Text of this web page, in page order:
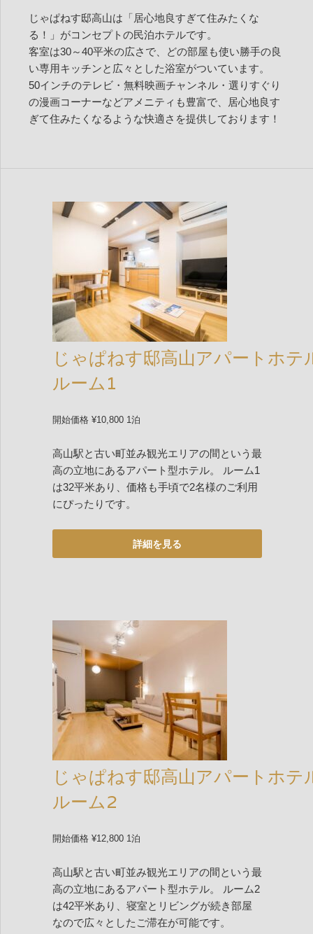
じゃぱねす邸高山は「居心地良すぎて住みたくな
る！」がコンセプトの民泊ホテルです。
客室は30～40平米の広さで、どの部屋も使い勝手の良
い専用キッチンと広々とした浴室がついています。
50インチのテレビ・無料映画チャンネル・選りすぐり
の漫画コーナーなどアメニティも豊富で、居心地良す
ぎて住みたくなるような快適さを提供しております！
じゃぱねす邸高山アパートホテ
ルーム1
開始価格 ¥10,800 1泊
高山駅と古い町並み観光エリアの間という最
高の立地にあるアパート型ホテル。 ルーム1
は32平米あり、価格も手頃で2名様のご利用
にぴったりです。
じゃぱねす邸高山アパートホテ
ルーム2
開始価格 ¥12,800 1泊
高山駅と古い町並み観光エリアの間という最
高の立地にあるアパート型ホテル。 ルーム2
は42平米あり、寝室とリビングが続き部屋
なので広々としたご滞在が可能です。